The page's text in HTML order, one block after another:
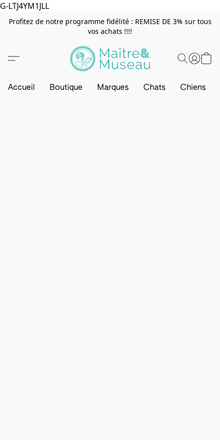
G-LTJ4YM1JLL
Profitez de notre programme fidélité : REMISE DE 3% sur tous
vos achats !!!!
Accueil Boutique Marques Chats Chiens